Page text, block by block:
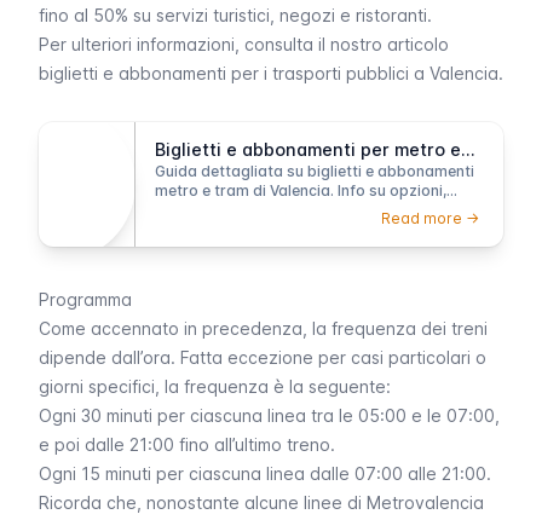
fino al 50% su servizi turistici, negozi e ristoranti.
Per ulteriori informazioni, consulta il nostro articolo
biglietti e abbonamenti per i trasporti pubblici a Valencia.
Biglietti e abbonamenti per metro e tram a Valencia
Guida dettagliata su biglietti e abbonamenti
metro e tram di Valencia. Info su opzioni,
prezzi, validità, punti vendita, consigli eRead more ->
Programma
Come accennato in precedenza, la frequenza dei treni
dipende dall’ora. Fatta eccezione per casi particolari o
giorni specifici, la frequenza è la seguente:
Ogni 30 minuti per ciascuna linea tra le 05:00 e le 07:00,
e poi dalle 21:00 fino all’ultimo treno.
Ogni 15 minuti per ciascuna linea dalle 07:00 alle 21:00.
Ricorda che, nonostante alcune linee di Metrovalencia